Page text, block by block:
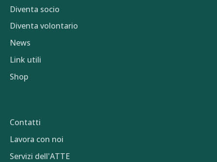
Diventa socio
Diventa volontario
News
Link utili
Shop
Contatti
Lavora con noi
Servizi dell'ATTE